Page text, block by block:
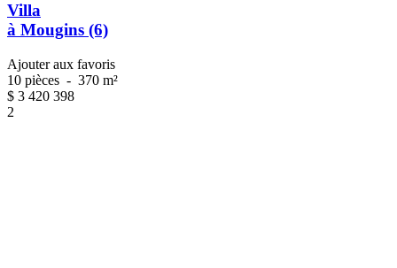
Villa
à Mougins (6)
Ajouter aux favoris
10 pièces - 370 m²
$ 3 420 398
2